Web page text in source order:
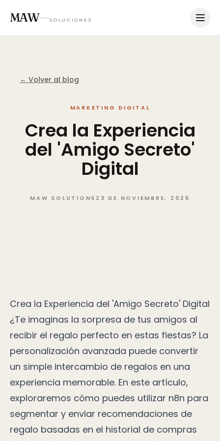
MAW SOLUCIONES
← Volver al blog
MARKETING DIGITAL
Crea la Experiencia
del 'Amigo Secreto'
Digital
MAW SOLUTIONS 23 DE NOVIEMBRE, 2025
Crea la Experiencia del 'Amigo Secreto' Digital
¿Te imaginas la sorpresa de tus amigos al
recibir el regalo perfecto en estas fiestas? La
personalización avanzada puede convertir
un simple intercambio de regalos en una
experiencia memorable. En este artículo,
exploraremos cómo puedes utilizar n8n para
segmentar y enviar recomendaciones de
regalo basadas en el historial de compras